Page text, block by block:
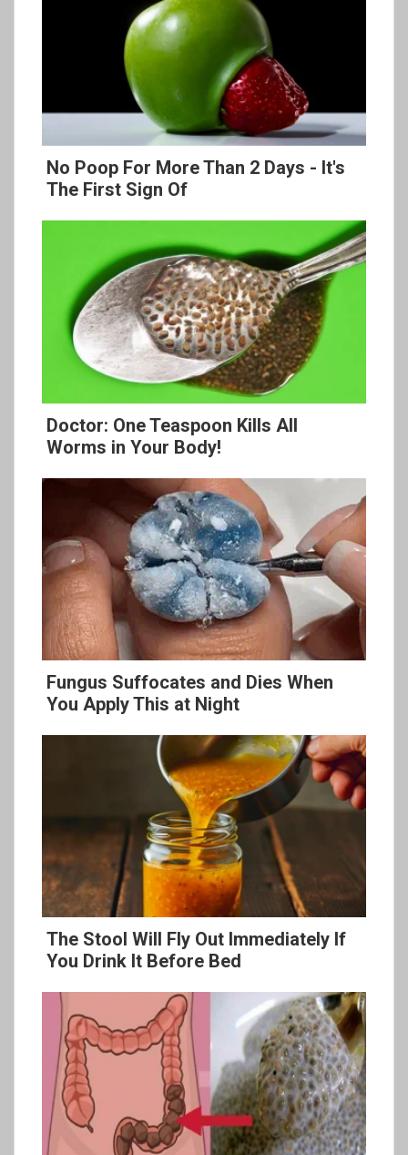
No Poop For More Than 2 Days - It's
The First Sign Of
Doctor: One Teaspoon Kills All
Worms in Your Body!
Fungus Suffocates and Dies When
You Apply This at Night
The Stool Will Fly Out Immediately If
You Drink It Before Bed